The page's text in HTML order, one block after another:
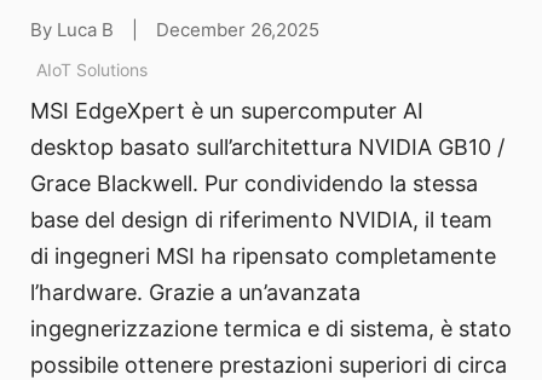
By Luca B December 26,2025
AIoT Solutions
MSI EdgeXpert è un supercomputer AI
desktop basato sull’architettura NVIDIA GB10 /
Grace Blackwell. Pur condividendo la stessa
base del design di riferimento NVIDIA, il team
di ingegneri MSI ha ripensato completamente
l’hardware. Grazie a un’avanzata
ingegnerizzazione termica e di sistema, è stato
possibile ottenere prestazioni superiori di circa